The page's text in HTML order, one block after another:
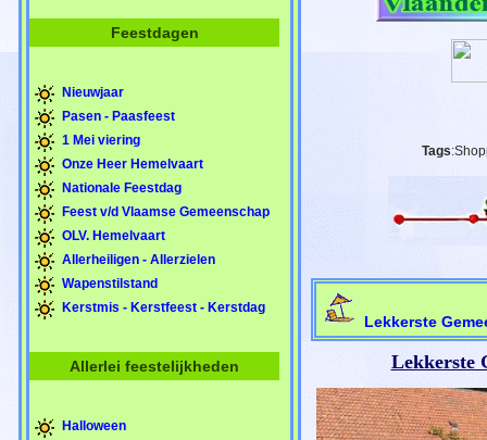
Feestdagen
Nieuwjaar
Pasen - Paasfeest
1 Mei viering
Onze Heer Hemelvaart
Nationale Feestdag
Feest v/d Vlaamse Gemeenschap
OLV. Hemelvaart
Allerheiligen - Allerzielen
Wapenstilstand
Kerstmis - Kerstfeest - Kerstdag
Allerlei feestelijkheden
Halloween
Tags
Lekkerste
Lekkerste